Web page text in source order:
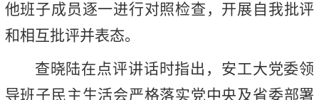
他班子成员逐一进行对照检查，开展自我批评
和相互批评并表态。
查晓陆在点评讲话时指出，安工大党委领
导班子民主生活会严格落实党中央及省委部署